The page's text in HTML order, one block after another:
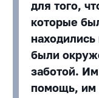
для того,
которые
были
заботой.
помощь, им